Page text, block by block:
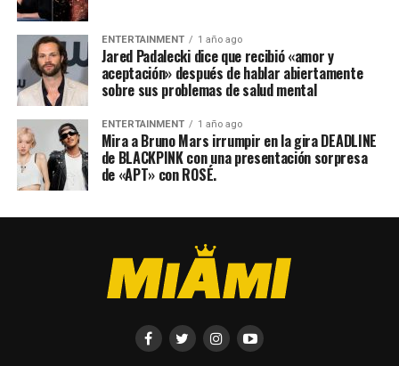
ENTERTAINMENT 1 año ago
Jared Padalecki dice que recibió «amor y
aceptación» después de hablar abiertamente
sobre sus problemas de salud mental
ENTERTAINMENT 1 año ago
Mira a Bruno Mars irrumpir en la gira DEADLINE
de BLACKPINK con una presentación sorpresa
de «APT» con ROSÉ.